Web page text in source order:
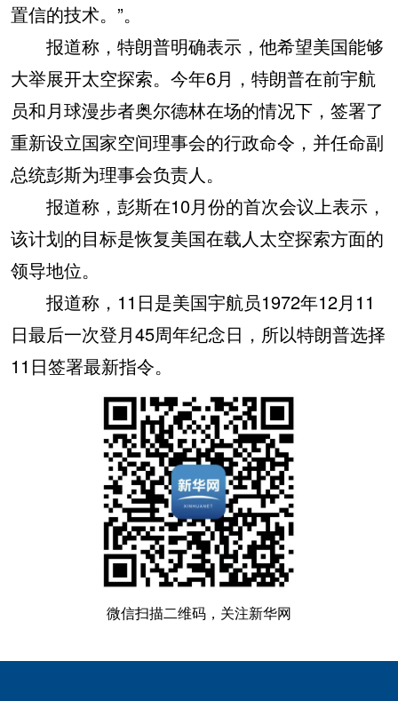
置信的技术。”。
报道称，特朗普明确表示，他希望美国能够
大举展开太空探索。今年6月，特朗普在前宇航
员和月球漫步者奥尔德林在场的情况下，签署了
重新设立国家空间理事会的行政命令，并任命副
总统彭斯为理事会负责人。
报道称，彭斯在10月份的首次会议上表示，
该计划的目标是恢复美国在载人太空探索方面的
领导地位。
报道称，11日是美国宇航员1972年12月11
日最后一次登月45周年纪念日，所以特朗普选择
11日签署最新指令。
微信扫描二维码，关注新华网